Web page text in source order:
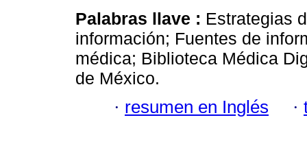
Palabras llave : Estrategias
información; Fuentes de
médica; Biblioteca Médica
de México.
· resumen en Inglés ·